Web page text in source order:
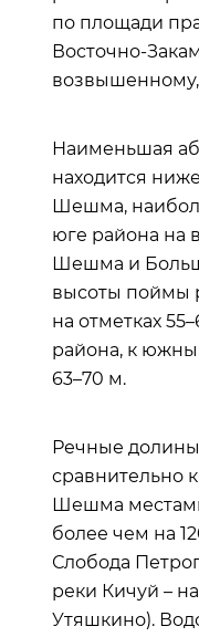
по площади
Восточно-
Наименьшая
находится
Шешма,
юге района на
Шешма и
высоты поймы
на отметках
района, к
63–70 м.
Речные
сравнительно
Шешма
более чем на
Слобода
реки Кичуй –
Утяшкино).